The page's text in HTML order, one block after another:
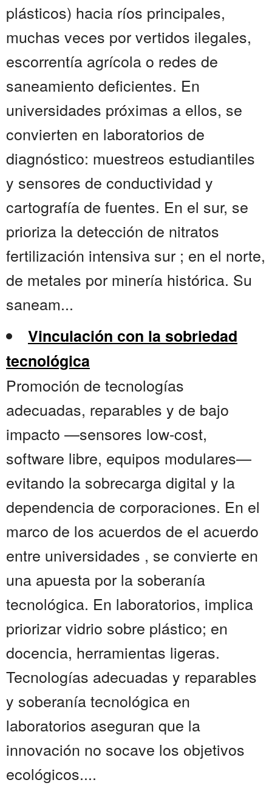
plásticos) hacia ríos principales,
muchas veces por vertidos ilegales,
escorrentía agrícola o redes de
saneamiento deficientes. En
universidades próximas a ellos, se
convierten en laboratorios de
diagnóstico: muestreos estudiantiles
y sensores de conductividad y
cartografía de fuentes. En el sur, se
prioriza la detección de nitratos
fertilización intensiva sur ; en el norte,
de metales por minería histórica. Su
saneam...
Vinculación con la sobriedad
tecnológica
Promoción de tecnologías
adecuadas, reparables y de bajo
impacto —sensores low-cost,
software libre, equipos modulares—
evitando la sobrecarga digital y la
dependencia de corporaciones. En el
marco de los acuerdos de el acuerdo
entre universidades , se convierte en
una apuesta por la soberanía
tecnológica. En laboratorios, implica
priorizar vidrio sobre plástico; en
docencia, herramientas ligeras.
Tecnologías adecuadas y reparables
y soberanía tecnológica en
laboratorios aseguran que la
innovación no socave los objetivos
ecológicos....